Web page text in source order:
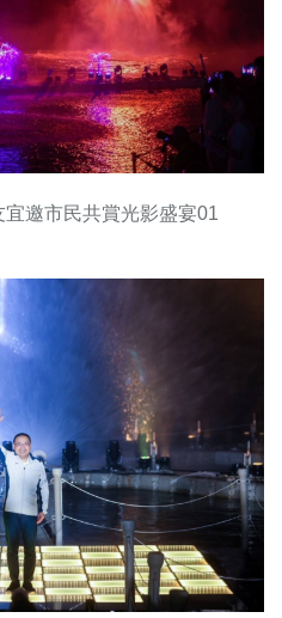
邀市民共賞光影盛宴01